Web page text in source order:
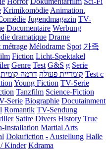
Krimikomödie Animation.
Jugendmagazin TV-
Documentaire Werbung
dramatique Drame
Mélodrame Spot 가족
Fiction Licht-Spektakel
Genre Test G&S g Serie
קומדיית פעולה דרמה קומית
Test c
Young Fiction TV-Serie
Tanzfilm Science-Fiction
Serie Biographie Docutainment
Romantik TV-Sendung
Satire Divers History True
Installation Martial Arts
Dokufiction - Austellung Halle
Kinder Kdrama